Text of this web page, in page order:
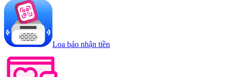
Loa báo nhận tiền